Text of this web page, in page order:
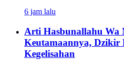
6 jam lalu
Arti Hasbunallahu Wa
Keutamaannya, Dzikir
Kegelisahan